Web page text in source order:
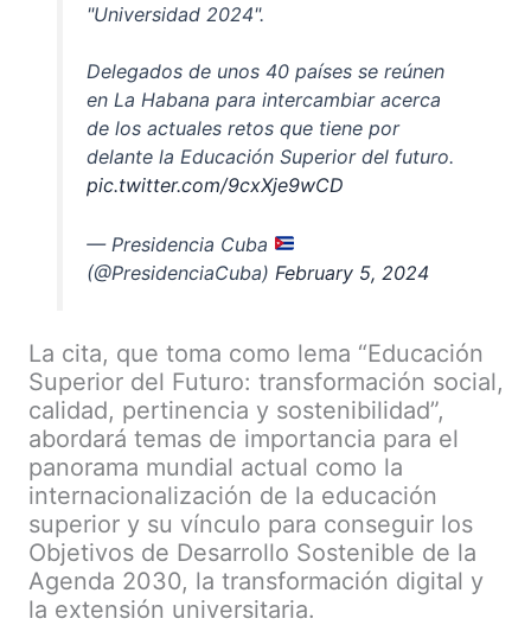
"Universidad 2024".
Delegados de unos 40 países se reúnen
en La Habana para intercambiar acerca
de los actuales retos que tiene por
delante la Educación Superior del futuro.
pic.twitter.com/9cxXje9wCD
— Presidencia Cuba
(@PresidenciaCuba) February 5, 2024
La cita, que toma como lema “Educación
Superior del Futuro: transformación social,
calidad, pertinencia y sostenibilidad”,
abordará temas de importancia para el
panorama mundial actual como la
internacionalización de la educación
superior y su vínculo para conseguir los
Objetivos de Desarrollo Sostenible de la
Agenda 2030, la transformación digital y
la extensión universitaria.